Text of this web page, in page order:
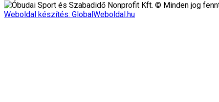
Óbudai Sport és Szabadidő Nonprofit Kft. © Minden jog
Weboldal készítés: GlobalWeboldal.hu